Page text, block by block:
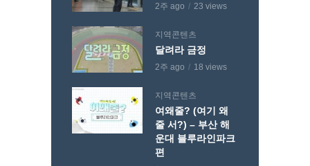
2주 ago 23 views
지역콘텐츠
달려라 금정
2주 ago 18 views
지역콘텐츠
여왜줄? (여기 왜
줄 서?) – 부산 해
운대 블루라인파크
편